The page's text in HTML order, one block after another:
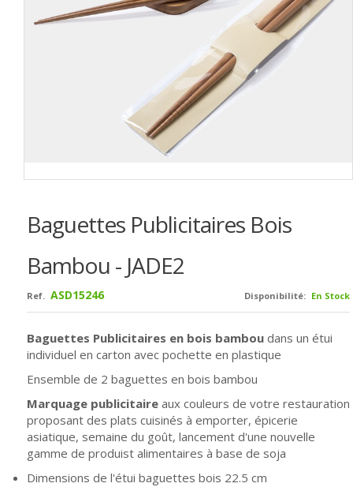
Baguettes Publicitaires Bois
Bambou - JADE2
Disponibilité: En Stock
Ref. ASD15246
Baguettes Publicitaires en bois bambou dans un étui
individuel en carton avec pochette en plastique
Ensemble de 2 baguettes en bois bambou
Marquage publicitaire aux couleurs de votre restauration
proposant des plats cuisinés à emporter, épicerie
asiatique, semaine du goût, lancement d'une nouvelle
gamme de produist alimentaires à base de soja
Dimensions de l'étui baguettes bois 22.5 cm